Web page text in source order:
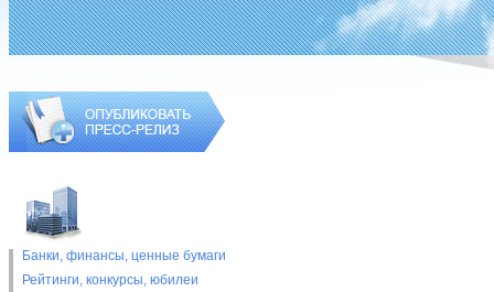
Банки, финансы, ценные бумаги
Рейтинги, конкурсы, юбилеи